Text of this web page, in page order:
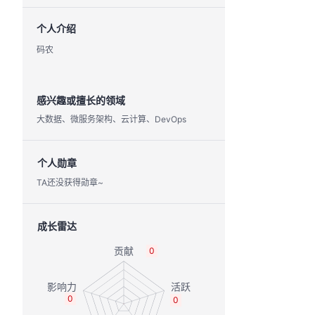
个人介绍
码农
感兴趣或擅长的领域
大数据、微服务架构、云计算、DevOps
个人勋章
TA还没获得勋章~
成长雷达
0
0
0